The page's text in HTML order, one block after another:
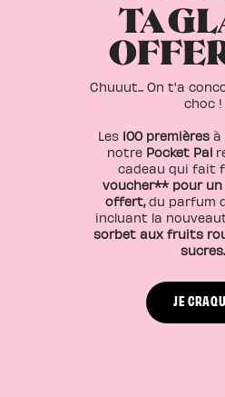
TA
Chuuut... On t'a
choc !
Les 100 premières à
notre Pocket Pal
cadeau qui fait
voucher** pour
offert,du parfum
incluant la
sorbet aux fruits
sucres.
JE